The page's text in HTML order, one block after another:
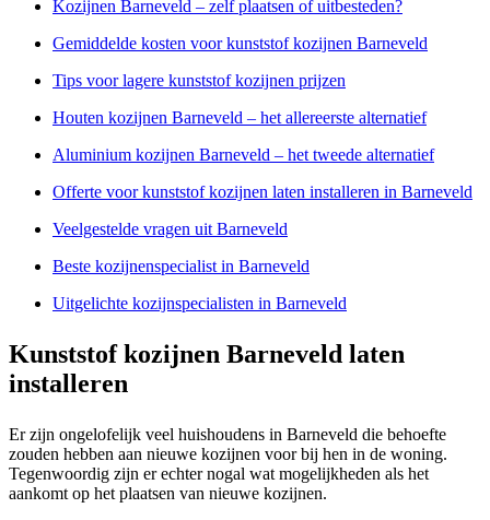
Kozijnen Barneveld – zelf plaatsen of uitbesteden?
Gemiddelde kosten voor kunststof kozijnen Barneveld
Tips voor lagere kunststof kozijnen prijzen
Houten kozijnen Barneveld – het allereerste alternatief
Aluminium kozijnen Barneveld – het tweede alternatief
Offerte voor kunststof kozijnen laten installeren in Barneveld
Veelgestelde vragen uit Barneveld
Beste kozijnenspecialist in Barneveld
Uitgelichte kozijnspecialisten in Barneveld
Kunststof kozijnen Barneveld laten
installeren
Er zijn ongelofelijk veel huishoudens in Barneveld die behoefte
zouden hebben aan nieuwe kozijnen voor bij hen in de woning.
Tegenwoordig zijn er echter nogal wat mogelijkheden als het
aankomt op het plaatsen van nieuwe kozijnen.